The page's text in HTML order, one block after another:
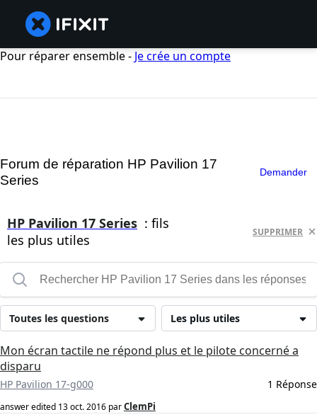
Pour réparer ensemble - Je crée un compte
Forum de réparation HP Pavilion 17
Series
Demander
HP Pavilion 17 Series : fils
les plus utiles
SUPPRIMER
Les plus utiles
Toutes les questions
Mon écran tactile ne répond plus et le pilote concerné a
disparu
HP Pavilion 17-g000 1 Réponse
answer edited 13 oct. 2016 parClemPi